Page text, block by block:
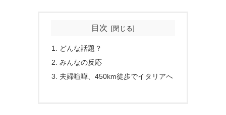
目次
どんな話題？
みんなの反応
夫婦喧嘩、450km徒歩でイタリアへ